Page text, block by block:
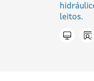
leitos.